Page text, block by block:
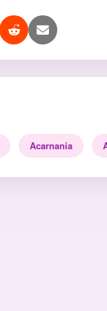
Acarnania